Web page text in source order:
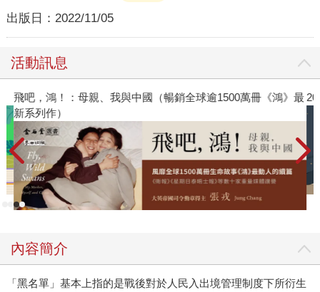
出版日： 2022/11/05
活動訊息
飛吧，鴻！：母親、我與中國（暢銷全球逾1500萬冊《鴻》最
新系列作）
內容簡介
「黑名單」基本上指的是戰後對於人民入出境管理制度下所衍生